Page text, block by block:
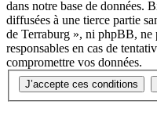
dans notre base de données.
diffusées à une tierce partie
de Terraburg », ni phpBB, ne
responsables en cas de
compromettre vos données.